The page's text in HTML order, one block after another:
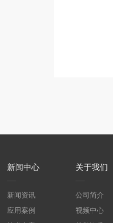
新闻中心
新闻资讯
应用案例
关于我们
公司简介
视频中心